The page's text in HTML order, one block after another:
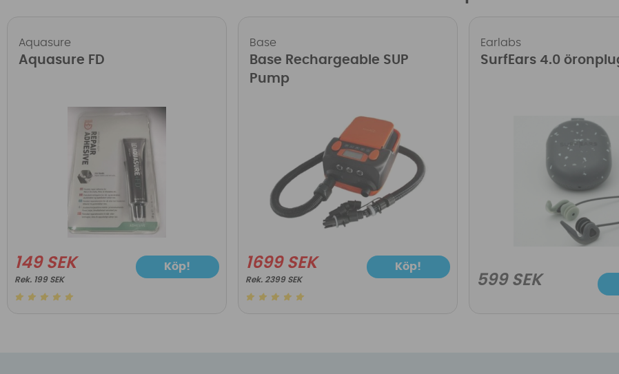
Aquasure
Aquasure FD
149 SEK
199 SEK
Köp!
Base
Base Rechargeable SUP
Pump
1699 SEK
2399 SEK
Köp!
Earlabs
SurfEars 4.0
599 SEK